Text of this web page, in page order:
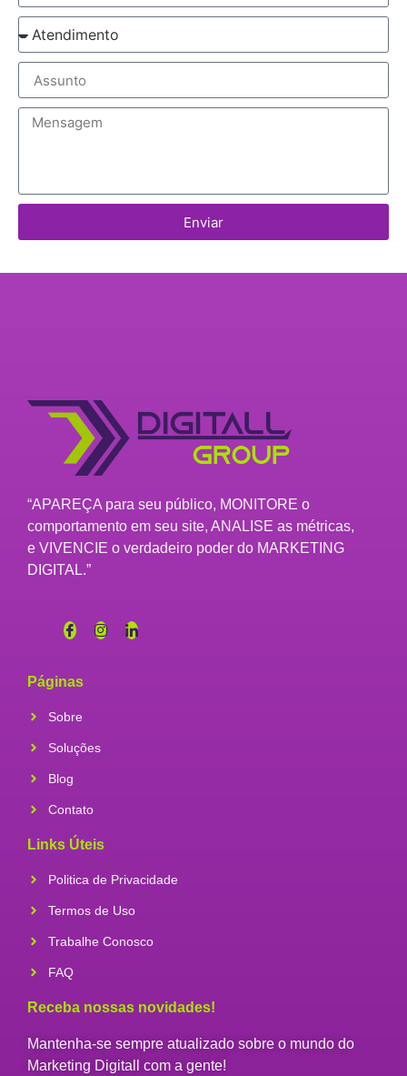
Enviar
“APAREÇA para seu público, MONITORE o
comportamento em seu site, ANALISE as métricas,
e VIVENCIE o verdadeiro poder do MARKETING
DIGITAL.”
Páginas
Sobre
Soluções
Blog
Contato
Links Úteis
Politica de Privacidade
Termos de Uso
Trabalhe Conosco
FAQ
Receba nossas novidades!
Mantenha-se sempre atualizado sobre o mundo do
Marketing Digitall com a gente!